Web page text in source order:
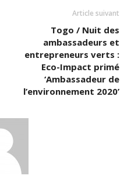
Article suivant
Togo / Nuit des
ambassadeurs et
entrepreneurs verts :
Eco-Impact primé
‘Ambassadeur de
l’environnement 2020’